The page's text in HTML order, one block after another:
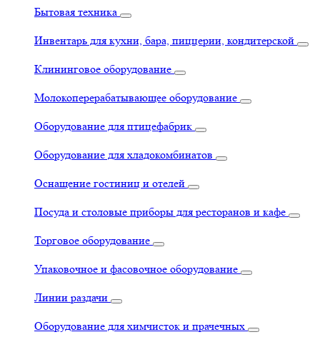
Бытовая техника
Инвентарь для кухни, бара, пиццерии, кондитерской
Клининговое оборудование
Молокоперерабатывающее оборудование
Оборудование для птицефабрик
Оборудование для хладокомбинатов
Оснащение гостиниц и отелей
Посуда и столовые приборы для ресторанов и кафе
Торговое оборудование
Упаковочное и фасовочное оборудование
Линии раздачи
Оборудование для химчисток и прачечных